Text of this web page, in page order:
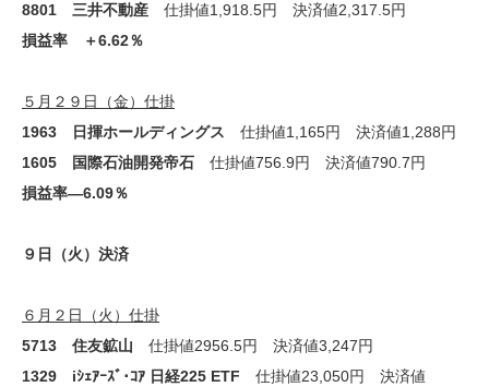
8801 三井不動産 仕掛値1,918.5円 決済値2,317.5円
損益率 ＋6.62％
５月２９日（金）仕掛
1963 日揮ホールディングス 仕掛値1,165円 決済値1,288円
1605 国際石油開発帝石 仕掛値756.9円 決済値790.7円
損益率―6.09％
９日（火）決済
６月２日（火）仕掛
5713 住友鉱山 仕掛値2956.5円 決済値3,247円
1329 iｼｪｱｰｽﾞ･ｺｱ 日経225 ETF 仕掛値23,050円 決済値